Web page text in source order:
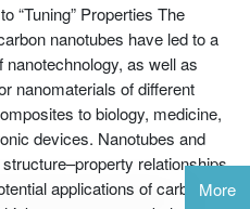
“Tuning” Properties The
nanotubes have led to a
as well as
nanomaterials of different
to biology, medicine,
devices. Nanotubes and
relationships,
applications of carbonMore